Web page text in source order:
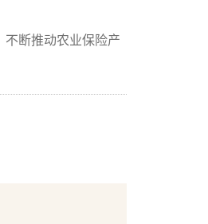
不断推动农业保险产